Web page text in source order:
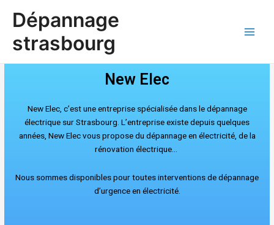
Dépannage
strasbourg
New Elec
New Elec, c’est une entreprise spécialisée dans le dépannage
électrique sur Strasbourg. L’entreprise existe depuis quelques
années, New Elec vous propose du dépannage en électricité, de la
rénovation électrique…
Nous sommes disponibles pour toutes interventions de dépannage
d’urgence en électricité.